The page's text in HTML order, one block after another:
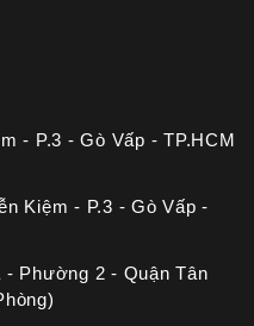
- P.3 - Gò Vấp - TP.HCM
Kiệm - P.3 - Gò Vấp -
- Phường 2 - Quận Tân